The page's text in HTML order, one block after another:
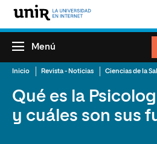
Menú
Inicio Revista - Noticias Ciencias de la
Qué es la
y cuáles son sus